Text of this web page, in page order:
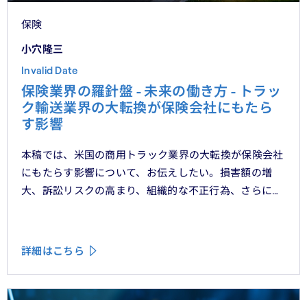
保険
小穴隆三
Invalid Date
保険業界の羅針盤 - 未来の働き方 - トラッ
ク輸送業界の大転換が保険会社にもたら
す影響
本稿では、米国の商用トラック業界の大転換が保険会社
にもたらす影響について、お伝えしたい。損害額の増
大、訴訟リスクの高まり、組織的な不正行為、さらには
詳細はこちら